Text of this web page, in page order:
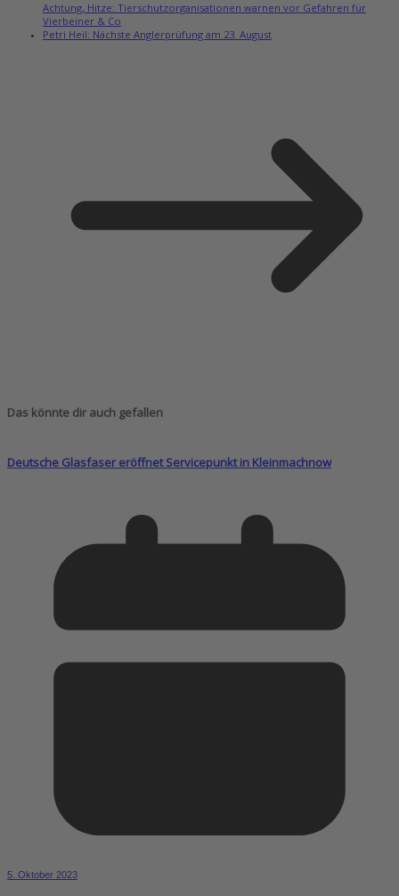
Achtung, Hitze: Tierschutzorganisationen warnen vor Gefahren für
Vierbeiner & Co
Petri Heil: Nächste Anglerprüfung am 23. August
Das könnte dir auch gefallen
Deutsche Glasfaser eröffnet Servicepunkt in Kleinmachnow
5. Oktober 2023